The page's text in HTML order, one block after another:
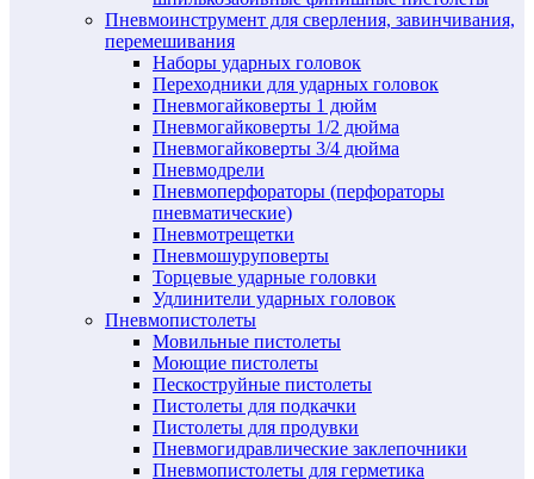
Пневмоинструмент для сверления, завинчивания,
перемешивания
Наборы ударных головок
Переходники для ударных головок
Пневмогайковерты 1 дюйм
Пневмогайковерты 1/2 дюйма
Пневмогайковерты 3/4 дюйма
Пневмодрели
Пневмоперфораторы (перфораторы
пневматические)
Пневмотрещетки
Пневмошуруповерты
Торцевые ударные головки
Удлинители ударных головок
Пневмопистолеты
Мовильные пистолеты
Моющие пистолеты
Пескоструйные пистолеты
Пистолеты для подкачки
Пистолеты для продувки
Пневмогидравлические заклепочники
Пневмопистолеты для герметика